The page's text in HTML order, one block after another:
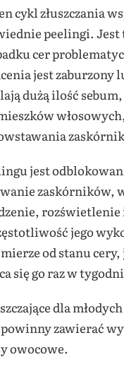
cykl złuszczania
peelingi. Jest
cer
jest zaburzony
dużą ilość
jest
zaskórników,
rozświetlenie
jego
od stanu
się go raz w
dla
zawierać
owocowe.